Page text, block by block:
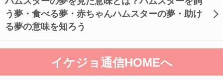
う夢・食べる夢・赤ちゃんハムスターの夢・助け
る夢の意味を知ろう
イケジョ通信HOMEへ